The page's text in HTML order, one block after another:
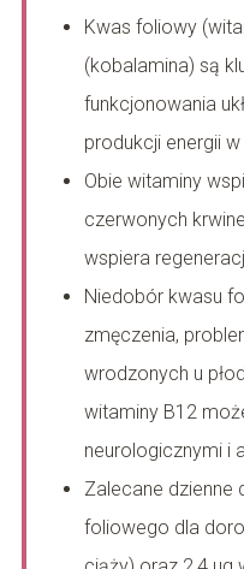
Kwas foliowy
(kobalamina) są
funkcjonowania
produkcji energii
Obie witaminy
czerwonych
wspiera
Niedobór kwasu
zmęczenia,
wrodzonych u
witaminy B12
neurologicznymi i
Zalecane dzienne
foliowego dla